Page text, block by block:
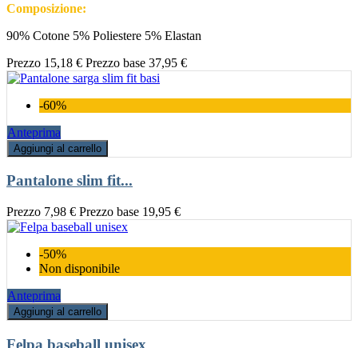
Composizione:
90% Cotone 5% Poliestere 5% Elastan
Prezzo 15,18 € Prezzo base 37,95 €
-60%
Anteprima
Aggiungi al carrello
Pantalone slim fit...
Prezzo 7,98 € Prezzo base 19,95 €
-50%
Non disponibile
Anteprima
Aggiungi al carrello
Felpa baseball unisex